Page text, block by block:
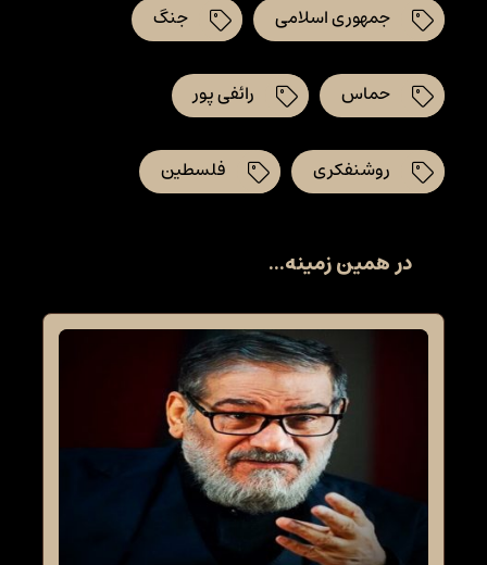
جمهوری اسلامی جنگ
حماس رائفی پور
روشنفکری فلسطین
در همین زمینه...